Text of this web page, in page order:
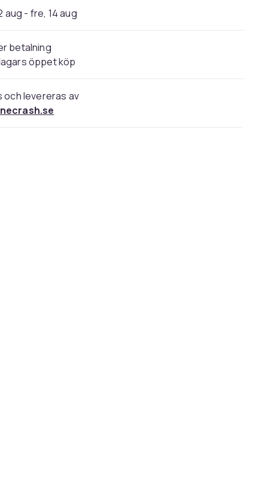
aug - fre, 14 aug
betalning
öppet köp
och levereras av